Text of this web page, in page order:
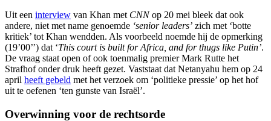
Uit een interview van Khan met CNNop 20 mei bleek dat ook
andere, niet met name genoemde ‘senior leaders’ zich met ‘botte
kritiek’ tot Khan wendden. Als voorbeeld noemde hij de opmerking
(19’00’’) dat ‘This court is built for Africa, and for thugs like Putin’.
De vraag staat open of ook toenmalig premier Mark Rutte het
Strafhof onder druk heeft gezet. Vaststaat dat Netanyahu hem op 24
april heeft gebeld met het verzoek om ‘politieke pressie’ op het hof
uit te oefenen ‘ten gunste van Israël’.
Overwinning voor de rechtsorde